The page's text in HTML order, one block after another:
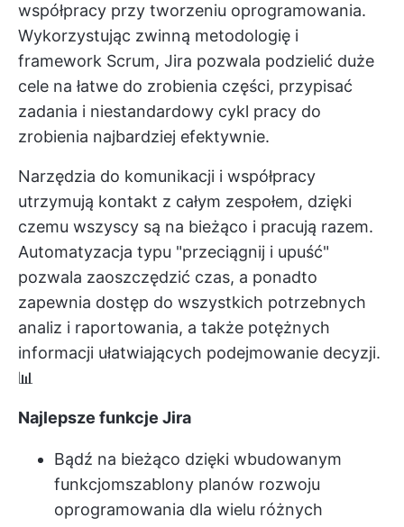
współpracy przy tworzeniu oprogramowania.
Wykorzystując zwinną metodologię i
framework Scrum, Jira pozwala podzielić duże
cele na łatwe do zrobienia części, przypisać
zadania i niestandardowy cykl pracy do
zrobienia najbardziej efektywnie.
Narzędzia do komunikacji i współpracy
utrzymują kontakt z całym zespołem, dzięki
czemu wszyscy są na bieżąco i pracują razem.
Automatyzacja typu "przeciągnij i upuść"
pozwala zaoszczędzić czas, a ponadto
zapewnia dostęp do wszystkich potrzebnych
analiz i raportowania, a także potężnych
informacji ułatwiających podejmowanie decyzji.
📊
Najlepsze funkcje Jira
Bądź na bieżąco dzięki wbudowanym
funkcjomszablony planów rozwoju
oprogramowania dla wielu różnych